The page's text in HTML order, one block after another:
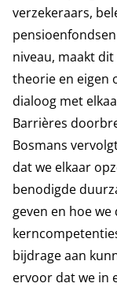
verzekeraars,
niveau, maakt
theorie en eigen
dialoog met
Barrières
Bosmans
dat we elkaar
benodigde
geven en hoe
bijdrage aan
ervoor dat we in